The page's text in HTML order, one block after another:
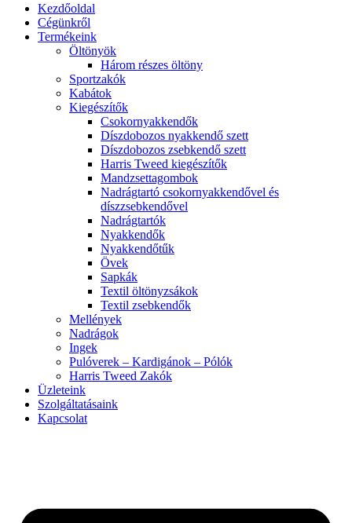
Kezdőoldal
Cégünkről
Termékeink
Öltönyök
Három részes öltöny
Sportzakók
Kabátok
Kiegészítők
Csokornyakkendők
Díszdobozos nyakkendő szett
Díszdobozos zsebkendő szett
Harris Tweed kiegészítők
Mandzsettagombok
Nadrágtartó csokornyakkendővel és
díszzsebkendővel
Nadrágtartók
Nyakkendők
Nyakkendőtűk
Övek
Sapkák
Textil öltönyzsákok
Textil zsebkendők
Mellények
Nadrágok
Ingek
Pulóverek – Kardigánok – Pólók
Harris Tweed Zakók
Üzleteink
Szolgáltatásaink
Kapcsolat